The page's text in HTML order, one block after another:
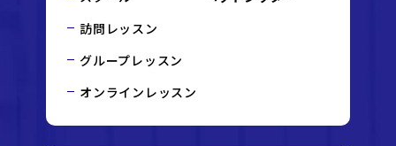
訪問レッスン
グループレッスン
オンラインレッスン